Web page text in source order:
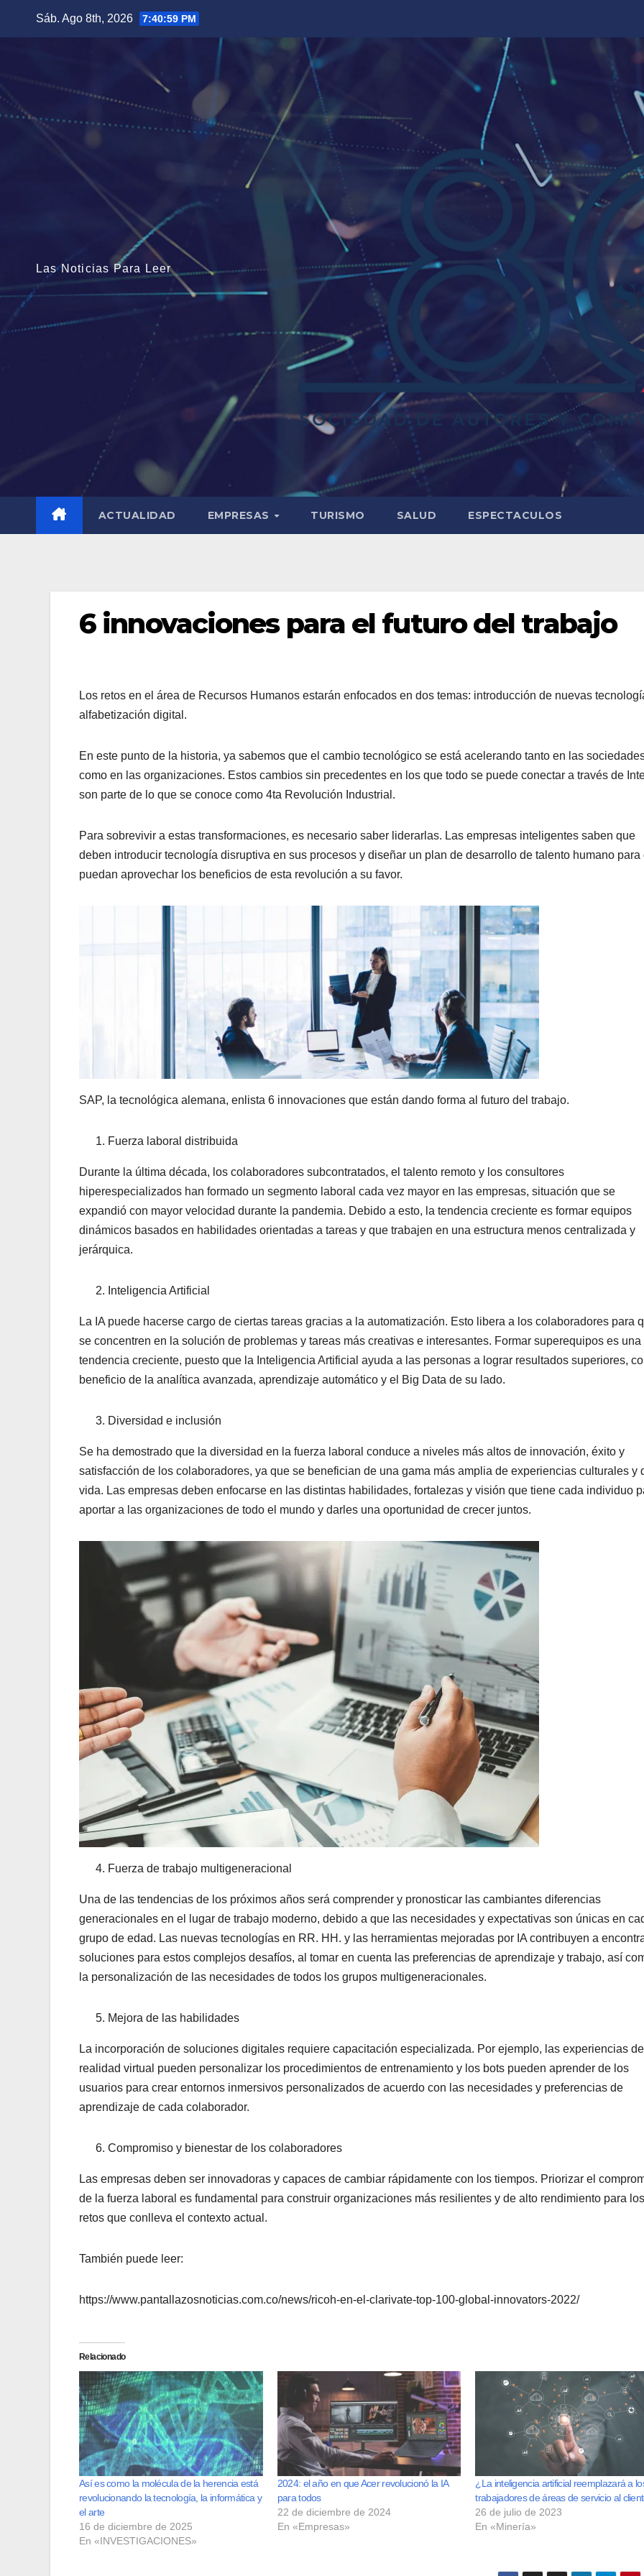
Sáb. Ago 8th, 2026 7:41:00 PM
Las Noticias Para Leer
ACTUALIDAD EMPRESAS TURISMO SALUD ESPECTACULOS
6 innovaciones para el futuro del trabajo
Los retos en el área de Recursos Humanos estarán enfocados en dos temas: introducción de nuevas
alfabetización digital.
En este punto de la historia, ya sabemos que el cambio tecnológico se está acelerando tanto en las
como en las organizaciones. Estos cambios sin precedentes en los que todo se puede conectar a través de
son parte de lo que se conoce como 4ta Revolución Industrial.
Para sobrevivir a estas transformaciones, es necesario saber liderarlas. Las empresas inteligentes saben que
deben introducir tecnología disruptiva en sus procesos y diseñar un plan de desarrollo de talento humano para
puedan aprovechar los beneficios de esta revolución a su favor.
SAP, la tecnológica alemana, enlista 6 innovaciones que están dando forma al futuro del trabajo.
Fuerza laboral distribuida
Durante la última década, los colaboradores subcontratados, el talento remoto y los consultores
hiperespecializados han formado un segmento laboral cada vez mayor en las empresas, situación que se
expandió con mayor velocidad durante la pandemia. Debido a esto, la tendencia creciente es formar equipos
dinámicos basados en habilidades orientadas a tareas y que trabajen en una estructura menos centralizada y
jerárquica.
Inteligencia Artificial
La IA puede hacerse cargo de ciertas tareas gracias a la automatización. Esto libera a los colaboradores para
se concentren en la solución de problemas y tareas más creativas e interesantes. Formar superequipos es una
tendencia creciente, puesto que la Inteligencia Artificial ayuda a las personas a lograr resultados superiores,
beneficio de la analítica avanzada, aprendizaje automático y el Big Data de su lado.
Diversidad e inclusión
Se ha demostrado que la diversidad en la fuerza laboral conduce a niveles más altos de innovación, éxito y
satisfacción de los colaboradores, ya que se benefician de una gama más amplia de experiencias culturales y
vida. Las empresas deben enfocarse en las distintas habilidades, fortalezas y visión que tiene cada individuo
aportar a las organizaciones de todo el mundo y darles una oportunidad de crecer juntos.
Fuerza de trabajo multigeneracional
Una de las tendencias de los próximos años será comprender y pronosticar las cambiantes diferencias
generacionales en el lugar de trabajo moderno, debido a que las necesidades y expectativas son únicas en
grupo de edad. Las nuevas tecnologías en RR. HH. y las herramientas mejoradas por IA contribuyen a
soluciones para estos complejos desafíos, al tomar en cuenta las preferencias de aprendizaje y trabajo, así
la personalización de las necesidades de todos los grupos multigeneracionales.
Mejora de las habilidades
La incorporación de soluciones digitales requiere capacitación especializada. Por ejemplo, las experiencias de
realidad virtual pueden personalizar los procedimientos de entrenamiento y los bots pueden aprender de los
usuarios para crear entornos inmersivos personalizados de acuerdo con las necesidades y preferencias de
aprendizaje de cada colaborador.
Compromiso y bienestar de los colaboradores
Las empresas deben ser innovadoras y capaces de cambiar rápidamente con los tiempos. Priorizar el
de la fuerza laboral es fundamental para construir organizaciones más resilientes y de alto rendimiento para los
retos que conlleva el contexto actual.
También puede leer:
https://www.pantallazosnoticias.com.co/news/ricoh-en-el-clarivate-top-100-global-innovators-2022/
Relacionado
Así es como la molécula de la herencia está
revolucionando la tecnología, la informática y
el arte
16 de diciembre de 2025
En «INVESTIGACIONES»
2024: el año en que Acer revolucionó la IA
para todos
22 de diciembre de 2024
En «Empresas»
¿La inteligencia artificial reemplazará a
trabajadores de áreas de servicio al
26 de julio de 2023
En «Minería»